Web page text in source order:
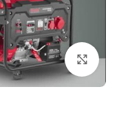
بزرگنمایی تصویر